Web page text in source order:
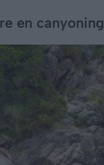
en canyoning